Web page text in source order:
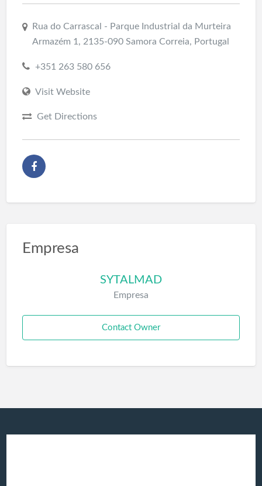
Rua do Carrascal - Parque Industrial da Murteira
Armazém 1, 2135-090 Samora Correia, Portugal
+351 263 580 656
Visit Website
Get Directions
Empresa
SYTALMAD
Empresa
Contact Owner